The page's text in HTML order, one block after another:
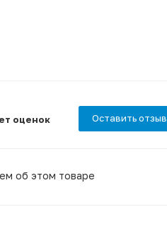
оценок Оставить отзыв
об этом товаре